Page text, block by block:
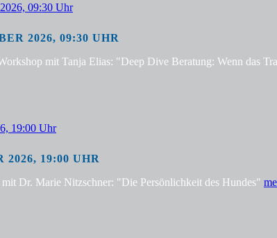
2026, 09:30 UHR
mit Tanja Elias: "Deep Dive Beratung: Wenn das
2026, 19:00 UHR
mit Dr. Marie Nitzschner: "Die Persönlichkeit des Hundes"